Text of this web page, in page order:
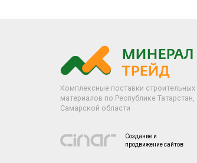
Комплексные поставки строительных
материалов по Республике Татарстан,
Самарской области
Создание и
продвижение сайтов